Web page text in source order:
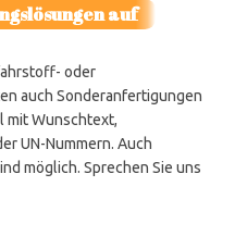
auf
oder
auch Sonderanfertigungen
mit Wunschtext,
UN-Nummern. Auch
möglich. Sprechen Sie uns